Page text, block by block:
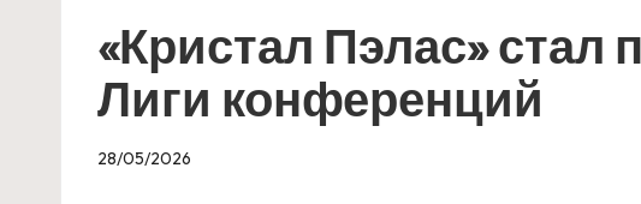
«Кристал Пэлас» стал
Лиги конференций
28/05/2026